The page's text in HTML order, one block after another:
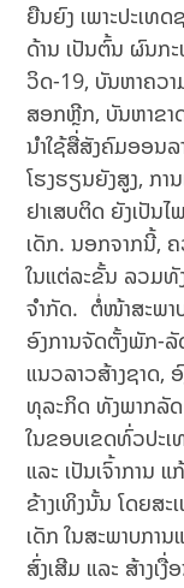
ຍືນຍົງ ເພາະປະເທ
ດ້ານ ເປັນຕົ້ນ ຜົນກ
ວິດ-19, ບັນຫາຄວາ
ສອກຫຼີກ, ບັນຫາຂາ
ນໍາໃຊ້ສື່ສັງຄົມອອນ
ໂຮງຮຽນຍັງສູງ, ກ
ຢາເສບຕິດ ຍັງເປັນ
ເດັກ. ນອກຈາກນີ້,
ໃນແຕ່ລະຂັ້ນ ລວມທັ
ຈຳກັດ. ຕໍ່ໜ້າສະພາ
ອົງການຈັດຕັ້ງພັກ-
ແນວລາວສ້າງຊາດ,
ທຸລະກິດ ທັງພາກລັ
ໃນຂອບເຂດທົ່ວປະ
ແລະ ເປັນເຈົ້າການ
ຂ້າງເທິງນັ້ນ ໂດຍສະ
ເດັກ ໃນສະພາບກາ
ສົ່ງເສີມ ແລະ ສ້າງເ